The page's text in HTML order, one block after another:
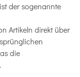
der sogenannte
Artikeln direkt über
die